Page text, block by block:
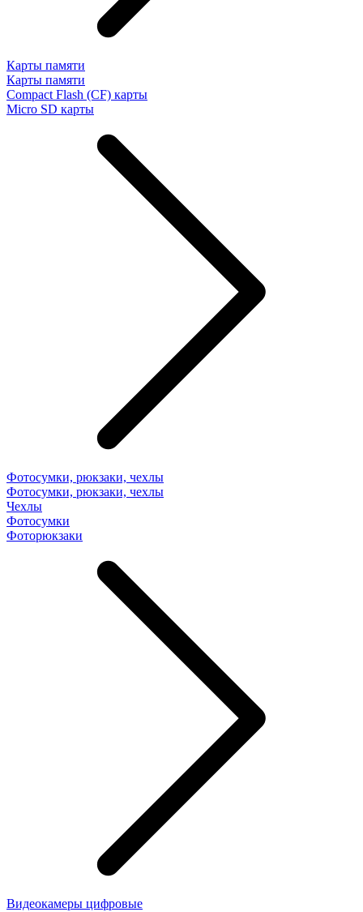
Карты памяти
Карты памяти
Compact Flash (CF) карты
Micro SD карты
Фотосумки, рюкзаки, чехлы
Фотосумки, рюкзаки, чехлы
Чехлы
Фотосумки
Фоторюкзаки
Видеокамеры цифровые